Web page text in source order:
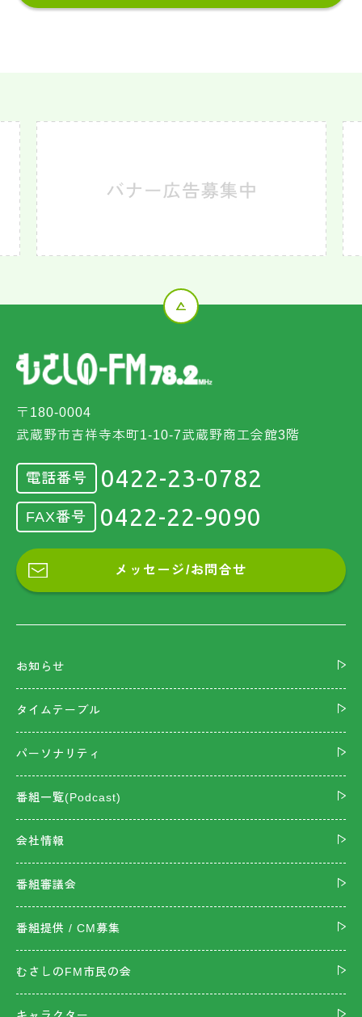
〒180-0004
武蔵野市吉祥寺本町1-10-7武蔵野商工会館3階
電話番号 0422-23-0782
FAX番号 0422-22-9090
メッセージ/お問合せ
お知らせ
タイムテーブル
パーソナリティ
番組一覧(Podcast)
会社情報
番組審議会
番組提供 / CM募集
むさしのFM市民の会